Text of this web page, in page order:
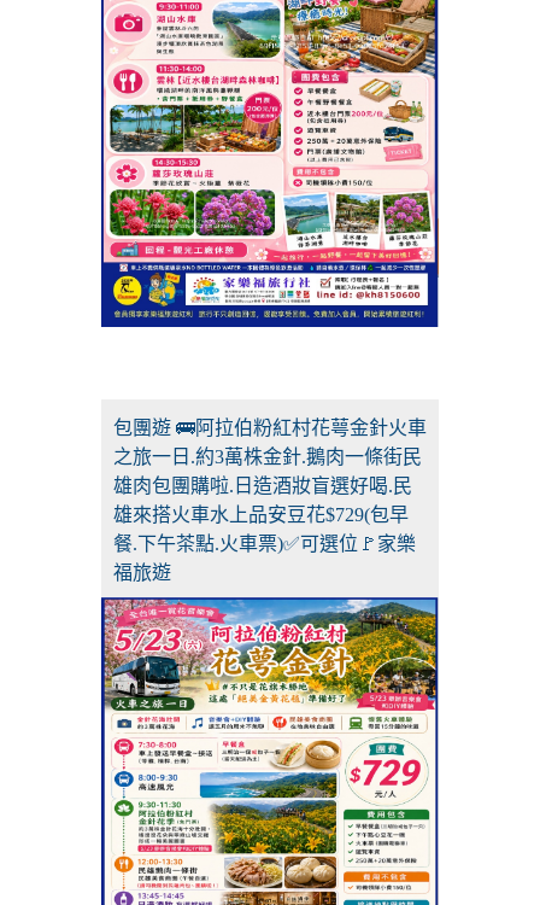
包團遊 🚌阿拉伯粉紅村花萼金針火車
之旅一日.約3萬株金針.鵝肉一條街民
雄肉包團購啦.日造酒妝盲選好喝.民
雄來搭火車水上品安豆花$729(包早
餐.下午茶點.火車票)✅可選位🚩家樂
福旅遊